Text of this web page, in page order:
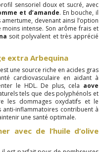
sensoriel doux et sucré, avec
et d’amande. En bouche, il
devenant ainsi l’option
intense. Son arôme frais et
soit polyvalent et très apprécié
extra Arbequina
est une source riche en acides gras
cardiovasculaire en aidant à
le HDL. De plus, cela aove
tels que des polyphénols et
les dommages oxydatifs et le
inflammatoires contribuent à
une santé optimale.
avec de l’huile d’olive